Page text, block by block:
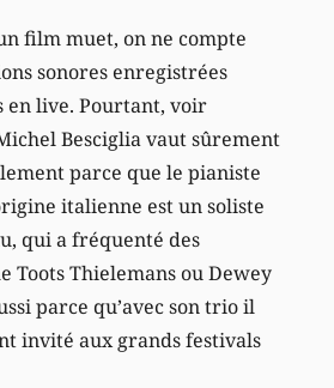
film muet, on ne compte
sonores enregistrées
en live. Pourtant, voir
Besciglia vaut sûrement
parce que le pianiste
italienne est un soliste
qui a fréquenté des
Toots Thielemans ou Dewey
parce qu’avec son trio il
invité aux grands festivals